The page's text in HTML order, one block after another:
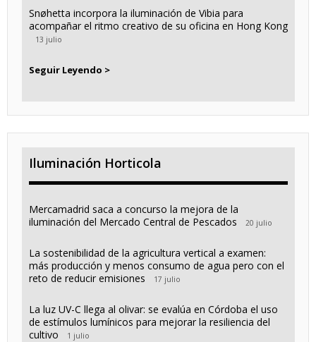
Snøhetta incorpora la iluminación de Vibia para
acompañar el ritmo creativo de su oficina en Hong Kong
13 julio
Seguir Leyendo >
Iluminación Horticola
Mercamadrid saca a concurso la mejora de la
iluminación del Mercado Central de Pescados
20 julio
La sostenibilidad de la agricultura vertical a examen:
más producción y menos consumo de agua pero con el
reto de reducir emisiones
17 julio
La luz UV-C llega al olivar: se evalúa en Córdoba el uso
de estímulos lumínicos para mejorar la resiliencia del
cultivo
1 julio